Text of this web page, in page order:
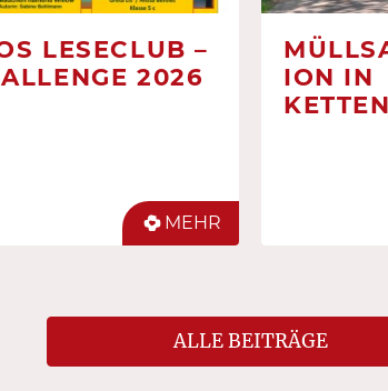
LESECLUB –
2026
MEHR
ION IN
ALLE BEITRÄGE